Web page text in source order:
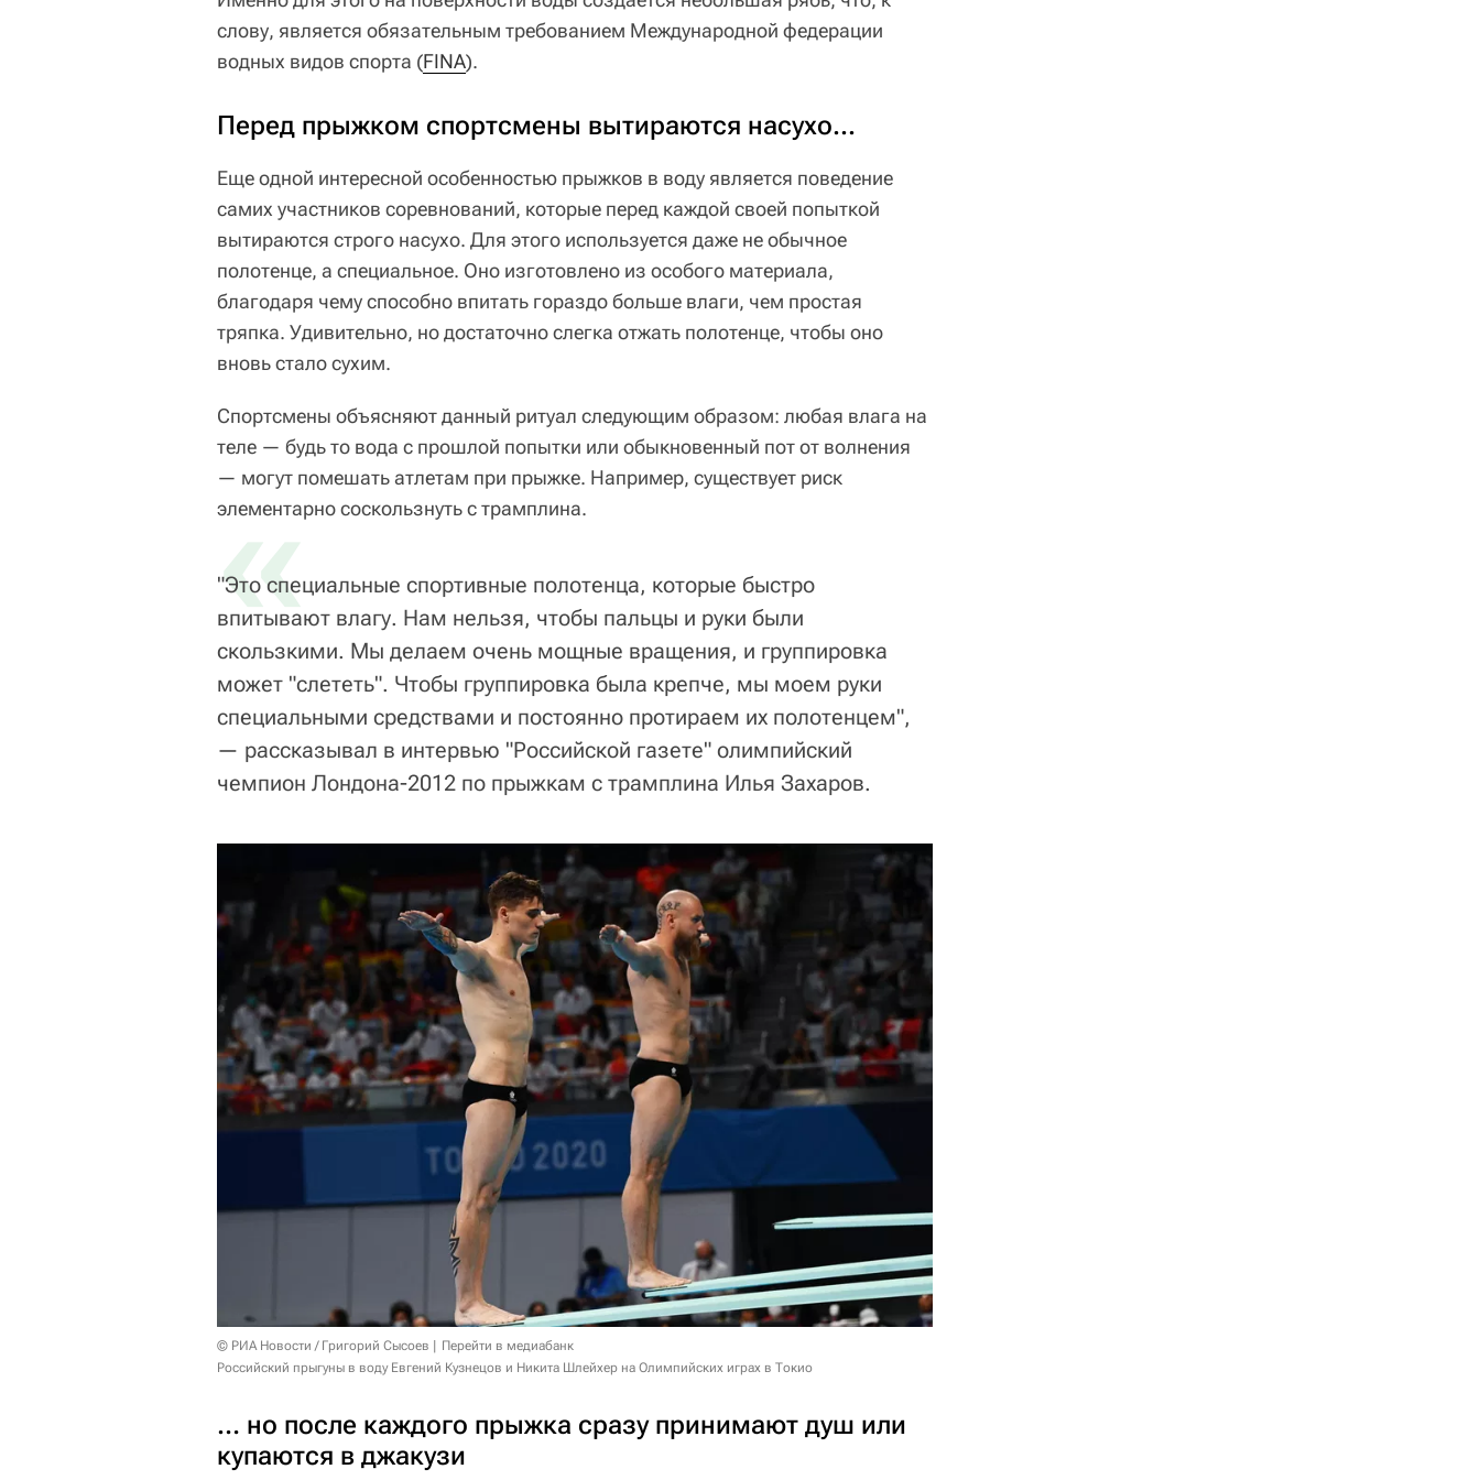
слову, является обязательным требованием Международной федерации
водных видов спорта (FINA).
Перед прыжком спортсмены вытираются насухо...
Еще одной интересной особенностью прыжков в воду является поведение
самих участников соревнований, которые перед каждой своей попыткой
вытираются строго насухо. Для этого используется даже не обычное
полотенце, а специальное. Оно изготовлено из особого материала,
благодаря чему способно впитать гораздо больше влаги, чем простая
тряпка. Удивительно, но достаточно слегка отжать полотенце, чтобы оно
вновь стало сухим.
Спортсмены объясняют данный ритуал следующим образом: любая влага на
теле — будь то вода с прошлой попытки или обыкновенный пот от волнения
— могут помешать атлетам при прыжке. Например, существует риск
элементарно соскользнуть с трамплина.
«
"Это специальные спортивные полотенца, которые быстро
впитывают влагу. Нам нельзя, чтобы пальцы и руки были
скользкими. Мы делаем очень мощные вращения, и группировка
может "слететь". Чтобы группировка была крепче, мы моем руки
специальными средствами и постоянно протираем их полотенцем",
— рассказывал в интервью "Российской газете" олимпийский
чемпион Лондона-2012 по прыжкам с трамплина Илья Захаров.
© РИА Новости / Григорий Сысоев
Перейти в медиабанк
Российский прыгуны в воду Евгений Кузнецов и Никита Шлейхер на Олимпийских играх в Токио
… но после каждого прыжка сразу принимают душ или
купаются в джакузи